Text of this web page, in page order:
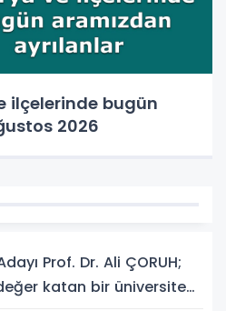
ilçelerinde bugün
2026
Prof. Dr. Ali ÇORUH;
katan bir üniversite